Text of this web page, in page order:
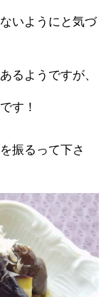
いようにと気づ
るようですが、
す！
振るって下さ